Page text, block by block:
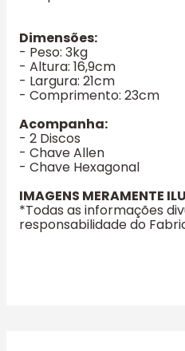
Dimensões:
- Peso: 3kg
- Altura: 16,9cm
- Largura: 21cm
- Comprimento: 23cm
Acompanha:
- 2 Discos
- Chave Allen
- Chave Hexagonal
IMAGENS MERAMENTE
*Todas as informações
responsabilidade do